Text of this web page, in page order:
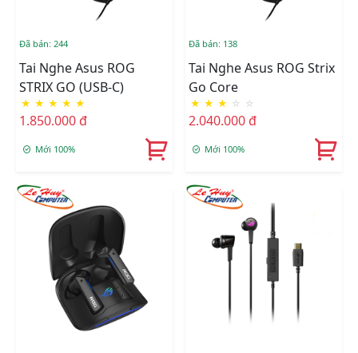
Đã bán: 244
Tai Nghe Asus ROG
STRIX GO (USB-C)
★ ★ ★ ★ ★
1.850.000 đ
Mới 100%
Đã bán: 138
Tai Nghe Asus ROG Strix
Go Core
★ ★ ★ ☆ ☆
2.040.000 đ
Mới 100%